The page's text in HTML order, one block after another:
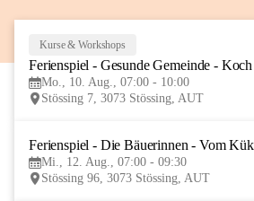
Kurse & Workshops
Ferienspiel - Gesunde Gemeinde -
Mo., 10. Aug., 07:00 - 10:00
Stössing 7, 3073 Stössing, AUT
Ferienspiel - Die Bäuerinnen - Vom
Mi., 12. Aug., 07:00 - 09:30
Stössing 96, 3073 Stössing, AUT